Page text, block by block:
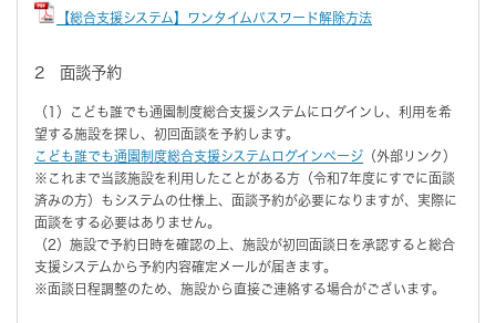
【総合支援システム】ワンタイムパスワード解除方法
2 面談予約
（1）こども誰でも通園制度総合支援システムにログインし、利用を希
望する施設を探し、初回面談を予約します。
こども誰でも通園制度総合支援システムログインページ （外部リンク）
※これまで当該施設を利用したことがある方（令和7年度にすでに面談
済みの方）もシステムの仕様上、面談予約が必要になりますが、実際に
面談をする必要はありません。
（2）施設で予約日時を確認の上、施設が初回面談日を承認すると総合
支援システムから予約内容確定メールが届きます。
※面談日程調整のため、施設から直接ご連絡する場合がございます。